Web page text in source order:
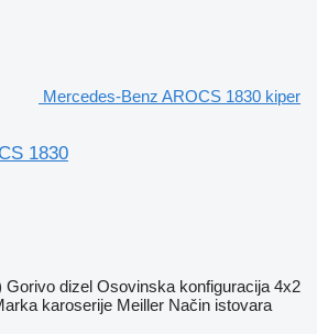
Mercedes-Benz AROCS 1830 kiper
1830
Gorivo dizel Osovinska konfiguracija 4x2
karoserije Meiller Način istovara